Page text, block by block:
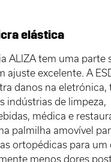
elástica
ALIZA tem uma parte
ajuste excelente. A
danos na eletrónica,
indústrias de limpeza,
médica e
palmilha amovível
ortopédicas para
menos dores